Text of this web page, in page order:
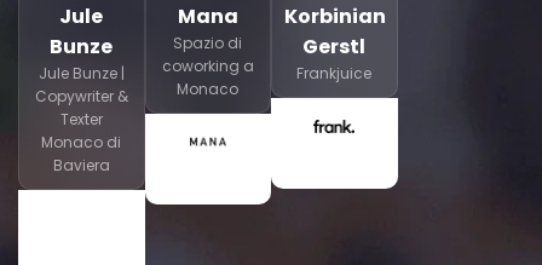
Jule
Bunze
Jule Bunze |
Copywriter &
Texter
Monaco di
Baviera
Mana
Spazio di
coworking a
Monaco
Korbinian
Gerstl
Frankjuice